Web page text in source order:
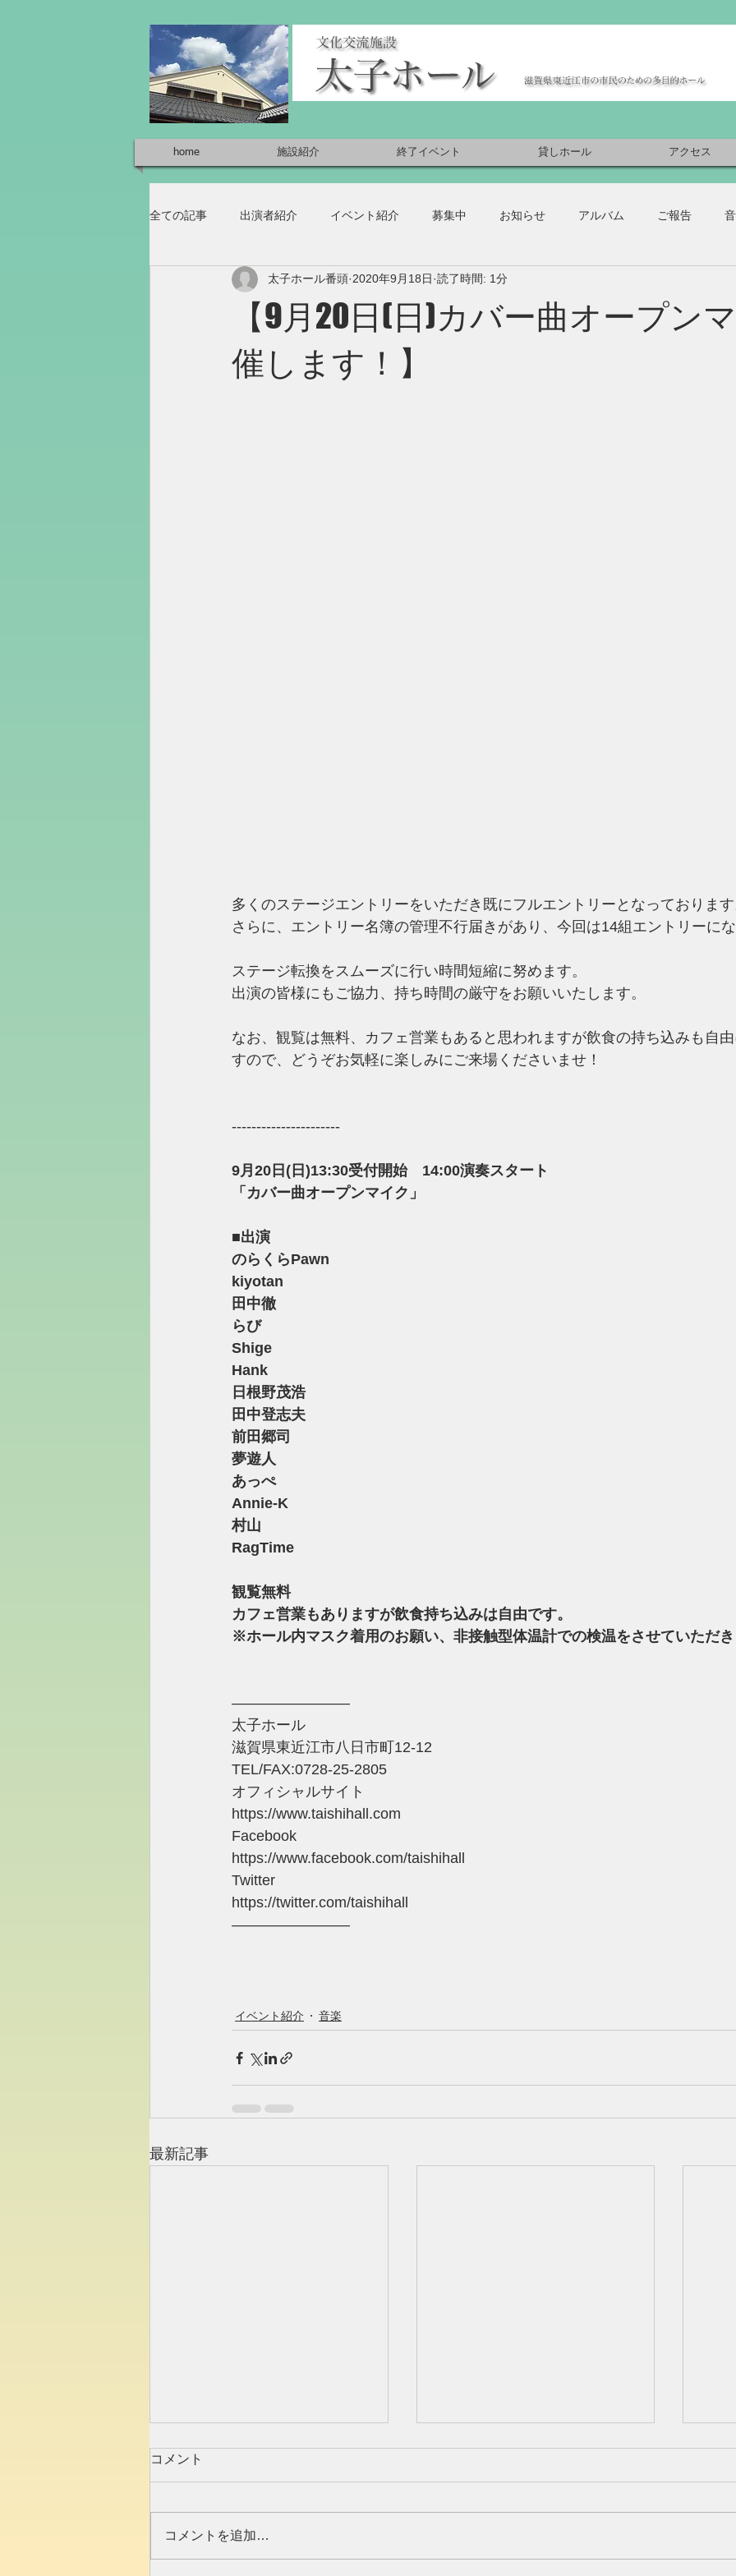
home 施設紹介 終了イベント 貸しホール アクセス
全ての記事 出演者紹介 イベント紹介 募集中 お知らせ アルバム ご報告
【9月20日(日)カバー曲オープン
催します！】
太子ホール番頭 2020年9月18日 読了時間: 1分
多くのステージエントリーをいただき既にフルエントリーとなっておりま
さらに、エントリー名簿の管理不行届きがあり、今回は14組エントリーに
ステージ転換をスムーズに行い時間短縮に努めます。
出演の皆様にもご協力、持ち時間の厳守をお願いいたします。
なお、観覧は無料、カフェ営業もあると思われますが飲食の持ち込みも自
すので、どうぞお気軽に楽しみにご来場くださいませ！
----------------------
9月20日(日)13:30受付開始　14:00演奏スタート
「カバー曲オープンマイク」
■出演
のらくらPawn
kiyotan
田中徹
らび
Shige
Hank
日根野茂浩
田中登志夫
前田郷司
夢遊人
あっぺ
Annie-K
村山
RagTime
観覧無料
カフェ営業もありますが飲食持ち込みは自由です。
※ホール内マスク着用のお願い、非接触型体温計での検温をさせていただ
――――――――
太子ホール
滋賀県東近江市八日市町12-12
TEL/FAX:0728-25-2805
オフィシャルサイト
https://www.taishihall.com
Facebook
https://www.facebook.com/taishihall
Twitter
https://twitter.com/taishihall
――――――――
イベント紹介 音楽
最新記事
コメント
コメントを追加…